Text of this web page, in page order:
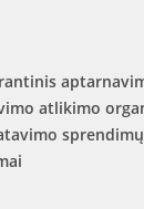
atlikimo